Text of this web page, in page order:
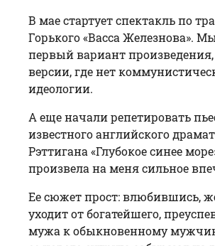
В мае стартует спектакль по
Горького «Васса Железнова».
первый вариант
версии, где нет
идеологии.
А еще начали репетировать
известного английского
Рэттигана «Глубокое синее
произвела на меня сильное
Ее сюжет прост: влюбившись,
уходит от богатейшего,
мужа к обыкновенному